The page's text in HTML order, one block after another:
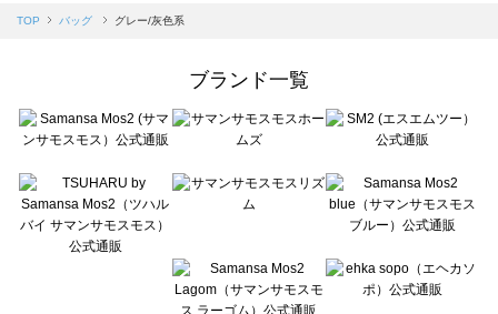
Samansa Mos2 blue（サマンサモスモス ブルー）のバッグ一覧
sō4ū（ソウフォーユー）のバッグ一覧
Te chichi（テチチ）のバッグ一覧
Te chichi CLASSIC（テチチ クラシック）のバッグ一覧
Lugnoncure（ルノンキュール）のバッグ一覧
BETTY'S BLUE（べティーズブルー）のバッグ一覧
Wpc.（ワールドパーティー）のバッグ一覧
TOP バッグ グレー/灰色系
ブランド一覧